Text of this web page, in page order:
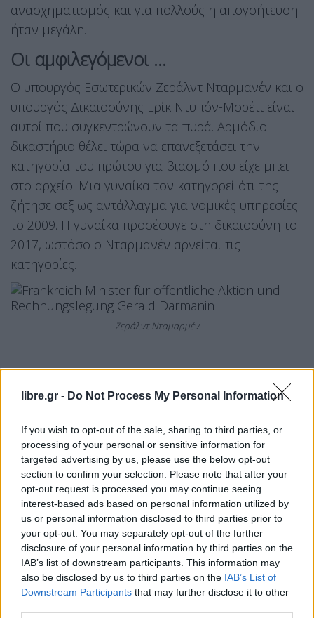
libre.gr - Do Not Process My Personal Information
If you wish to opt-out of the sale, sharing to third parties, or
processing of your personal or sensitive information for
targeted advertising by us, please use the below opt-out
section to confirm your selection. Please note that after your
opt-out request is processed you may continue seeing
interest-based ads based on personal information utilized by
us or personal information disclosed to third parties prior to
your opt-out. You may separately opt-out of the further
disclosure of your personal information by third parties on the
IAB’s list of downstream participants. This information may
also be disclosed by us to third parties on the IAB’s List of
Downstream Participants that may further disclose it to other
ανασχηματισμός και για πολλούς η απογοήτευση
ήταν μεγάλη.
Οι αμφιλεγόμενοι …
Ο υπουργός Εσωτερικών Ζεράλντ Νταρμανέν και ο
υπουργός Δικαιοσύνης Ερίκ Ντυπόν-Μορέτι είναι
αυτοί που συγκεντρώνουν τα πυρά. Αρμόδιο
δικαστήριο θέλει τώρα να επανεξετάσει την
κατηγορία του πρώτου για βιασμό που είχε μπει
στο αρχείο. Μια γυναίκα τον κατηγορεί ότι της
ζήτησε σεξ ως αντάλλαγμα για νομικές υπηρεσίες
το 2009. Η γυναίκα προσέφυγε στη δικαιοσύνη το
2017, ωστόσο ο Νταρμανέν αρνείται τις
κατηγορίες.
Ζεράλντ Νταμαρμέν
Από τότε που ανέλαβε τα καθηκοντά του γίνονται
συχνά διαδηλώσεις. Ο ίδιος πάντως δεν
σταματάει να δηλώνει πως το τεκμήριο της
αθωότητας ισχύει και για τους υπουργούς
Εσωτερικών.
Την τοποθέτηση του διάσημου δικηγόρου
Ντυπόν-Μορέτι στη θέση του υπουργού
Δικαιοσύνης, γυναικείες οργανώσεις τη βλέπουν
εξίσου επικριτικά. Ο 59χρονος σε συνέντευξή του
είχε δηλώσει το 2019 για τις γυναίκες που
διασφαλίζουν ένα ρόλο κάνοντας σεξ πως δεν
πρόκειται για βιασμό αλλά για «εκστρατεία